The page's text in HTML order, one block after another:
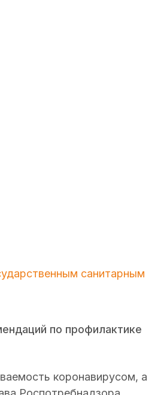
санитарным
по профилактике
коронавирусом, а